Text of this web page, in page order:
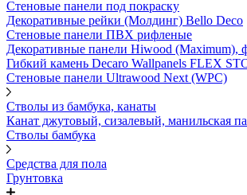
Стеновые панели под покраску
Декоративные рейки (Молдинг) Bello Deco
Стеновые панели ПВХ рифленыe
Декоративные панели Hiwood (Maximum),
Гибкий камень Decaro Wallpanels FLEX
Стеновые панели Ultrawood Next (WPC)
Стволы из бамбука, канаты
Канат джутовый, сизалевый, манильская
Стволы бамбука
Средства для пола
Грунтовка